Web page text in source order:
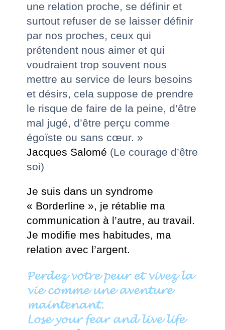
une relation proche, se définir et
surtout refuser de se laisser définir
par nos proches, ceux qui
prétendent nous aimer et qui
voudraient trop souvent nous
mettre au service de leurs besoins
et désirs, cela suppose de prendre
le risque de faire de la peine, d’être
mal jugé, d’être perçu comme
égoïste ou sans cœur. »
Jacques Salomé (Le courage d’être
soi)
Je suis dans un syndrome
« Borderline », je rétablie ma
communication à l’autre, au travail.
Je modifie mes habitudes, ma
relation avec l’argent.